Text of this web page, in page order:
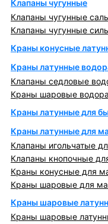
Клапаны чугунные
Клапаны чугунные
Клапаны чугунные
Краны конусные
Краны латунные
Клапаны седловые
Краны шаровые
Краны латунные для
Краны латунные для
Клапаны игольчатые
Клапаны кнопочные
Краны конусные для
Краны шаровые для
Краны шаровые
Краны шаровые